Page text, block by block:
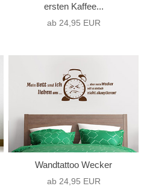
ersten Kaffee...
ab 24,95 EUR
Wandtattoo Wecker
ab 24,95 EUR